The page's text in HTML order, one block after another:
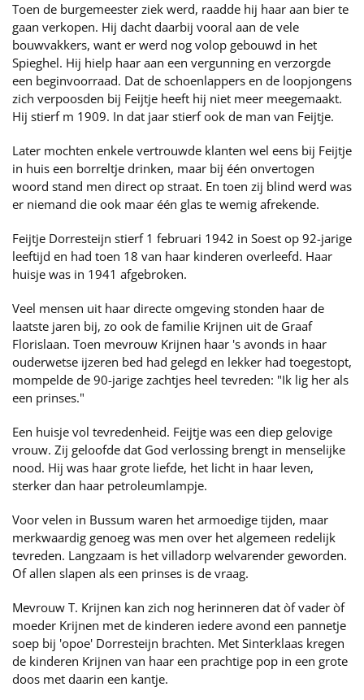
Toen de burgemeester ziek werd, raadde hij haar aan bier te
gaan verkopen. Hij dacht daarbij vooral aan de vele
bouwvakkers, want er werd nog volop gebouwd in het
Spieghel. Hij hielp haar aan een vergunning en verzorgde
een beginvoorraad. Dat de schoenlappers en de loopjongens
zich verpoosden bij Feijtje heeft hij niet meer meegemaakt.
Hij stierf m 1909. In dat jaar stierf ook de man van Feijtje.
Later mochten enkele vertrouwde klanten wel eens bij Feijtje
in huis een borreltje drinken, maar bij één onvertogen
woord stand men direct op straat. En toen zij blind werd was
er niemand die ook maar één glas te wemig afrekende.
Feijtje Dorresteijn stierf 1 februari 1942 in Soest op 92-jarige
leeftijd en had toen 18 van haar kinderen overleefd. Haar
huisje was in 1941 afgebroken.
Veel mensen uit haar directe omgeving stonden haar de
laatste jaren bij, zo ook de familie Krijnen uit de Graaf
Florislaan. Toen mevrouw Krijnen haar 's avonds in haar
ouderwetse ijzeren bed had gelegd en lekker had toegestopt,
mompelde de 90-jarige zachtjes heel tevreden: "Ik lig her als
een prinses."
Een huisje vol tevredenheid. Feijtje was een diep gelovige
vrouw. Zij geloofde dat God verlossing brengt in menselijke
nood. Hij was haar grote liefde, het licht in haar leven,
sterker dan haar petroleumlampje.
Voor velen in Bussum waren het armoedige tijden, maar
merkwaardig genoeg was men over het algemeen redelijk
tevreden. Langzaam is het villadorp welvarender geworden.
Of allen slapen als een prinses is de vraag.
Mevrouw T. Krijnen kan zich nog herinneren dat òf vader òf
moeder Krijnen met de kinderen iedere avond een pannetje
soep bij 'opoe' Dorresteijn brachten. Met Sinterklaas kregen
de kinderen Krijnen van haar een prachtige pop in een grote
doos met daarin een kantje.